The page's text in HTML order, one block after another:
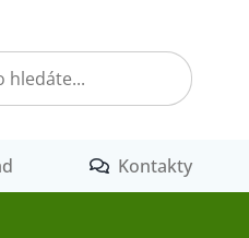
Kontakty